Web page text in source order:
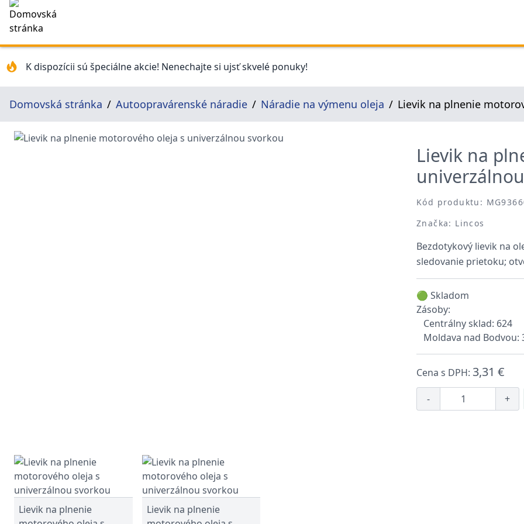
K dispozícii sú špeciálne akcie! Nenechajte si ujsť skvelé ponuky!
Domovská stránka Autoopravárenské náradie Náradie na výmenu oleja Lievik na plnenie
Lievik na
Kód produktu:
Značka: Lincos
Bezdotykový lievik na
sledovanie prietoku;
🟢 Skladom
Zásoby:
Centrálny sklad: 624
Moldava nad Bodvou:
Cena s DPH: 3,31 €
- +
Lievik na plnenie
Lievik na plnenie